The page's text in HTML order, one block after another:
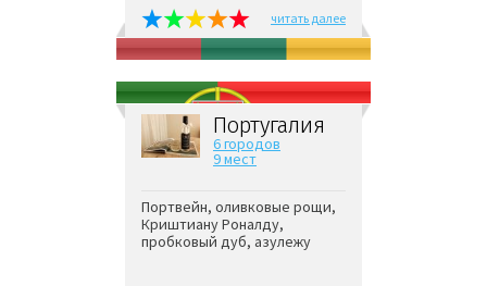
читать далее
Португалия
6 городов
9 мест
Портвейн, оливковые рощи,
Криштиану Роналду,
пробковый дуб, азулежу